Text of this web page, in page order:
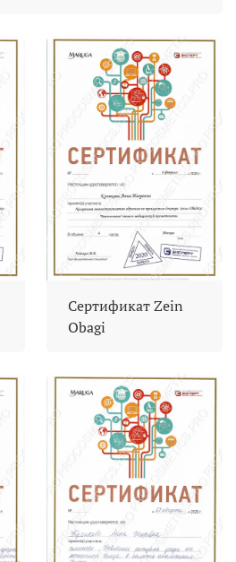
Сертификат Zein
Obagi